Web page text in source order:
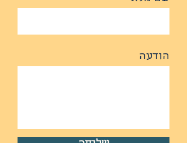
הודעה